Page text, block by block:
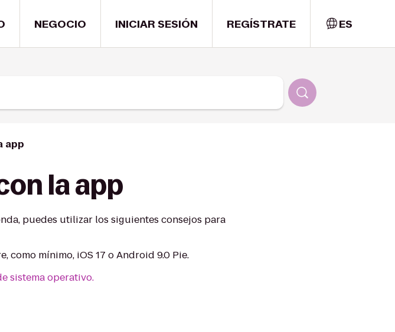
NEGOCIO INICIAR SESIÓN REGÍSTRATE ES
app
la app
puedes utilizar los siguientes consejos para
como mínimo, iOS 17 o Android 9.0 Pie.
sistema operativo.